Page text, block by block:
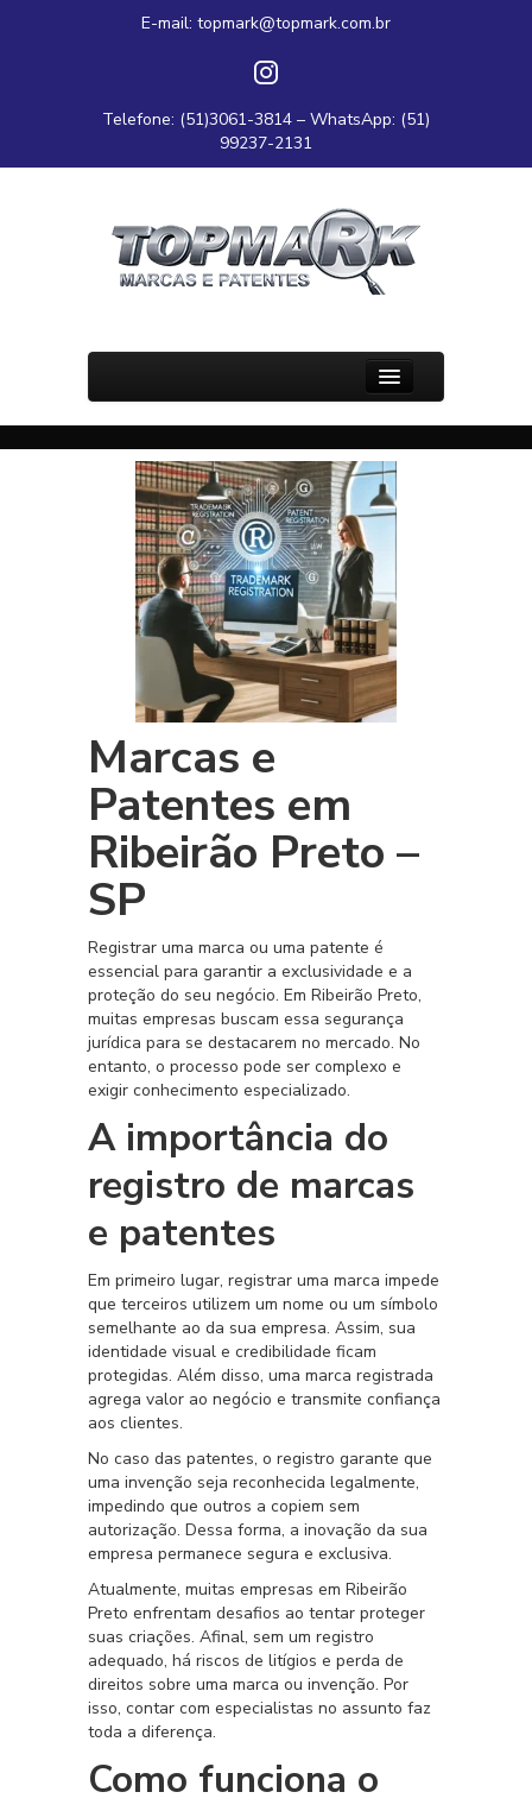
E-mail: topmark@topmark.com.br
Telefone: (51)3061-3814 – WhatsApp: (51)
99237-2131
SOBRE O DR.
CONTATO
Marcas e
Patentes em
Ribeirão Preto –
SP
Registrar uma marca ou uma patente é
essencial para garantir a exclusividade e a
proteção do seu negócio. Em Ribeirão Preto,
muitas empresas buscam essa segurança
jurídica para se destacarem no mercado. No
entanto, o processo pode ser complexo e
exigir conhecimento especializado.
A importância do
registro de marcas
e patentes
Em primeiro lugar, registrar uma marca impede
que terceiros utilizem um nome ou um símbolo
semelhante ao da sua empresa. Assim, sua
identidade visual e credibilidade ficam
protegidas. Além disso, uma marca registrada
agrega valor ao negócio e transmite confiança
aos clientes.
No caso das patentes, o registro garante que
uma invenção seja reconhecida legalmente,
impedindo que outros a copiem sem
autorização. Dessa forma, a inovação da sua
empresa permanece segura e exclusiva.
Atualmente, muitas empresas em Ribeirão
Preto enfrentam desafios ao tentar proteger
suas criações. Afinal, sem um registro
adequado, há riscos de litígios e perda de
direitos sobre uma marca ou invenção. Por
isso, contar com especialistas no assunto faz
toda a diferença.
Como funciona o